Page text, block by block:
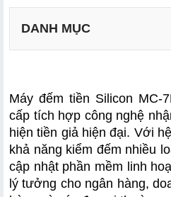
DANH MỤC
Thiết kế nhỏ gọn, chuyên
Đếm nhiều loại tiền tệ
Công nghệ 2 cảm biến CIS
Phân biệt mệnh giá và
Máy đếm tiền Silicon MC-
cấp tích hợp công nghệ
hiện tiền giả hiện đại. Với
khả năng kiểm đếm nhiều
cập nhật phần mềm linh
lý tưởng cho ngân hàng,